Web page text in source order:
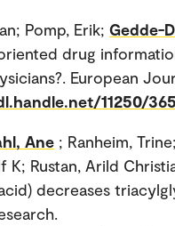
Pomp, Erik; Gedde-
drug
European
11250/
Ane ; Ranheim,
K; Rustan, Arild
decreases